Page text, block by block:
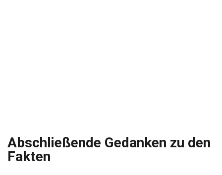
Abschließende Gedanken zu den
Fakten